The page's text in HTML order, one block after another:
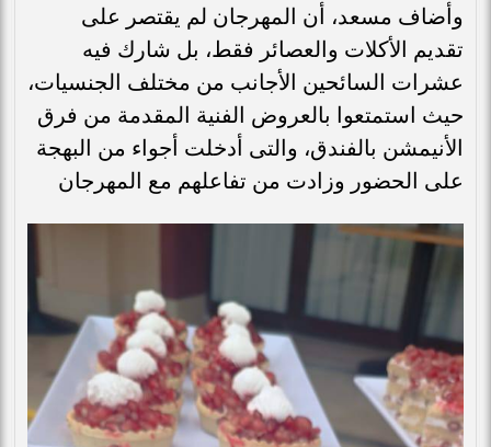
وأضاف مسعد، أن المهرجان لم يقتصر على
تقديم الأكلات والعصائر فقط، بل شارك فيه
عشرات السائحين الأجانب من مختلف الجنسيات،
حيث استمتعوا بالعروض الفنية المقدمة من فرق
الأنيمشن بالفندق، والتى أدخلت أجواء من البهجة
على الحضور وزادت من تفاعلهم مع المهرجان